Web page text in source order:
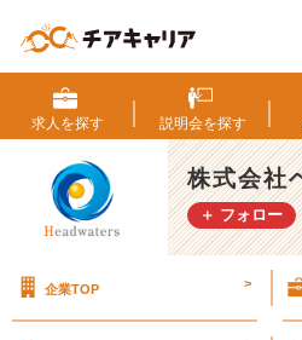
年
会
＆
社
員
総
催
求人を探す 説明会を探す
株式会社
＋ フォロー
企業TOP >